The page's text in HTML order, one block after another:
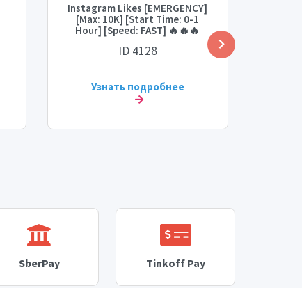
Instagram Likes [EMERGENCY]
[Max: 10K] [Start Time: 0-1
Hour] [Speed: FAST] 🔥🔥🔥
ID 4128
Узнать подробнее
SberPay Tinkoff Pay